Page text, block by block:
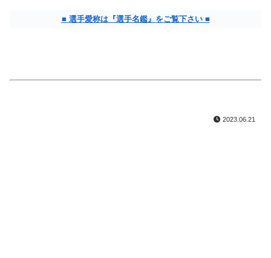
■ 選手愛称は『選手名鑑』をご覧下さい ■
2023.06.21